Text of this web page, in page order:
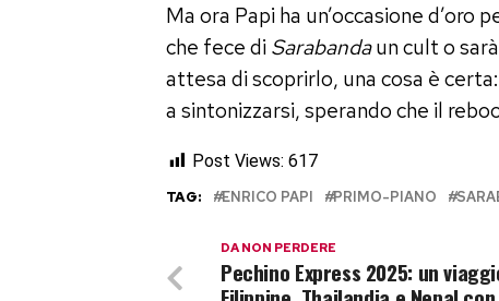
Ma ora Papi ha un’occasione
che fece diSarabandaun cult o
attesa di scoprirlo, una cosa è
a sintonizzarsi, sperando che il
Post Views: 617
TAG: ENRICO PAPI PRIMO-PIANO
DA NON PERDERE
Pechino Express 2025: un